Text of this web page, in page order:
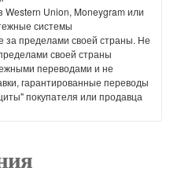
Western Union, Moneygram или
системы
за пределами своей страны. Не
своей страны
переводами и не
гарантированные переводы
покупателя или продавца